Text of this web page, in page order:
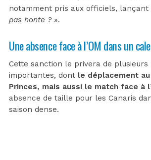
notamment pris aux officiels, lançant
pas honte ?».
Une absence face à l’OM dans un
Cette sanction le privera de
importantes, dont le déplacement
Princes, mais aussi le match face à
absence de taille pour les Canaris
saison dense.